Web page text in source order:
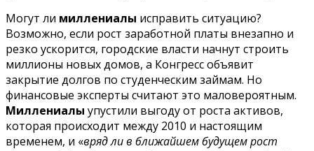
Могут ли миллениалы исправить ситуацию?
Возможно, если рост заработной платы внезапно и
резко ускорится, городские власти начнут строить
миллионы новых домов, а Конгресс объявит
закрытие долгов по студенческим займам. Но
финансовые эксперты считают это маловероятным.
Миллениалы упустили выгоду от роста активов,
которая происходит между 2010 и настоящим
временем, и «вряд ли в ближайшем будущем рост